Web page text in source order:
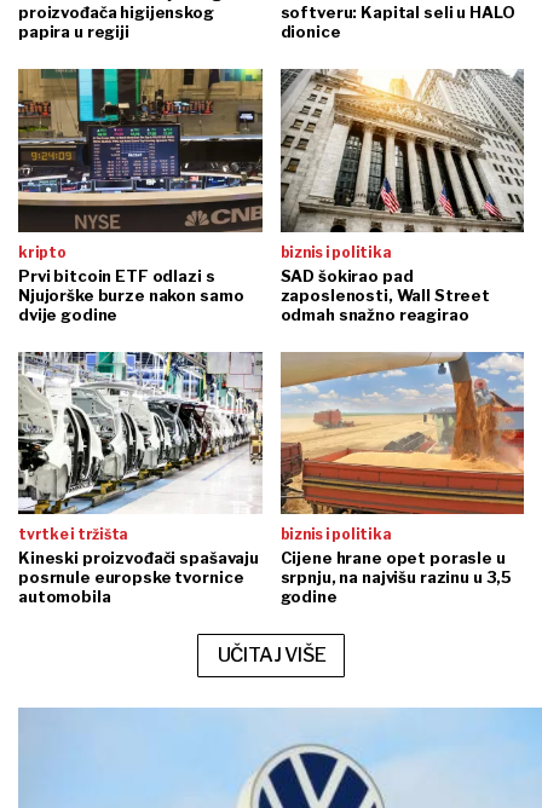
proizvođača higijenskog
papira u regiji
softveru: Kapital seli u HALO
dionice
kripto
Prvi bitcoin ETF odlazi s
Njujorške burze nakon samo
dvije godine
biznis i politika
SAD šokirao pad
zaposlenosti, Wall Street
odmah snažno reagirao
tvrtke i tržišta
Kineski proizvođači spašavaju
posrnule europske tvornice
automobila
biznis i politika
Cijene hrane opet porasle u
srpnju, na najvišu razinu u 3,5
godine
UČITAJ VIŠE